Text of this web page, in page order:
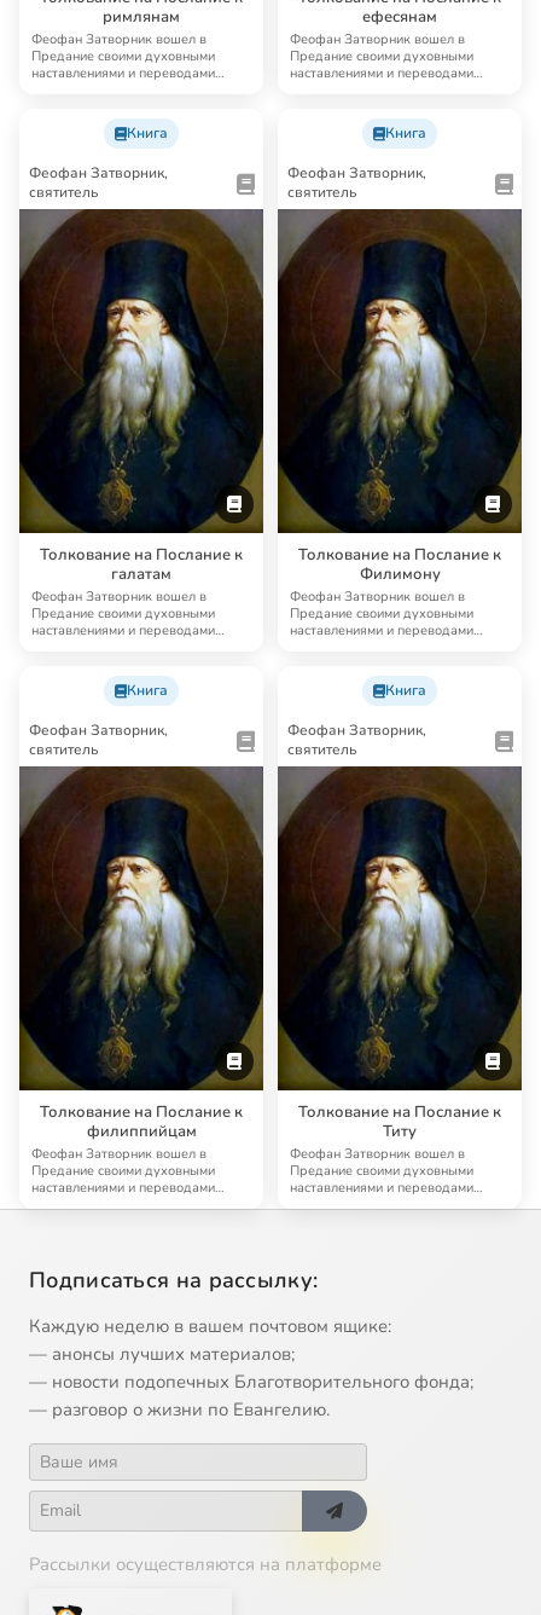
римлянам
Феофан Затворник вошел в
Предание своими духовными
наставлениями и переводами
ефесянам
Феофан Затворник вошел в
Предание своими духовными
наставлениями и переводами
Книга
Феофан Затворник,
святитель
Толкование на Послание к
галатам
Феофан Затворник вошел в
Предание своими духовными
наставлениями и переводами
Книга
Феофан Затворник,
святитель
Толкование на Послание к
Филимону
Феофан Затворник вошел в
Предание своими духовными
наставлениями и переводами
Книга
Феофан Затворник,
святитель
Толкование на Послание к
филиппийцам
Феофан Затворник вошел в
Предание своими духовными
наставлениями и переводами
Книга
Феофан Затворник,
святитель
Толкование на Послание к
Титу
Феофан Затворник вошел в
Предание своими духовными
наставлениями и переводами
Подписаться на рассылку:
Каждую неделю в вашем почтовом ящике:
— анонсы лучших материалов;
— новости подопечных Благотворительного фонда;
— разговор о жизни по Евангелию.
Рассылки осуществляются на платформе